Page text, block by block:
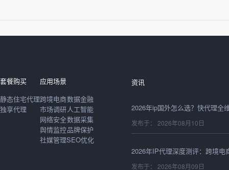
套餐购买
静态住宅代理
独享代理
应用场景
跨境电商
市场调研
网络安全
舆情监控
社媒管理
数据金融
人工智能
数据采集
品牌保护
SEO优化
资讯
发布于： 2026年08月10日
2026年ip国外怎么选？快代理全
发布于： 2026年08月10日
发布于： 2026年08月09日